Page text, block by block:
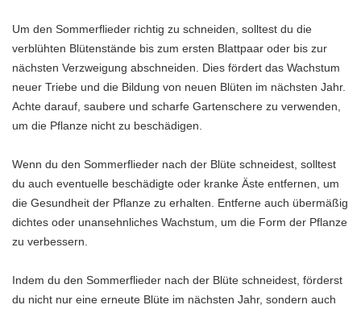
Um den Sommerflieder richtig zu schneiden, solltest du die
verblühten Blütenstände bis zum ersten Blattpaar oder bis zur
nächsten Verzweigung abschneiden. Dies fördert das Wachstum
neuer Triebe und die Bildung von neuen Blüten im nächsten Jahr.
Achte darauf, saubere und scharfe Gartenschere zu verwenden,
um die Pflanze nicht zu beschädigen.
Wenn du den Sommerflieder nach der Blüte schneidest, solltest
du auch eventuelle beschädigte oder kranke Äste entfernen, um
die Gesundheit der Pflanze zu erhalten. Entferne auch übermäßig
dichtes oder unansehnliches Wachstum, um die Form der Pflanze
zu verbessern.
Indem du den Sommerflieder nach der Blüte schneidest, förderst
du nicht nur eine erneute Blüte im nächsten Jahr, sondern auch